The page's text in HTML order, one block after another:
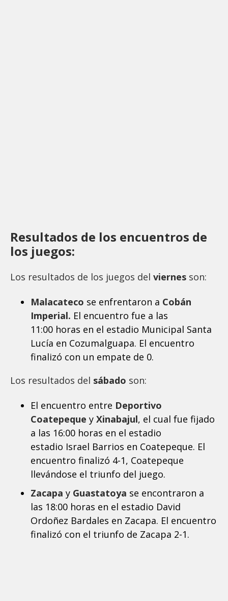
Resultados de los encuentros de
los juegos:
Los resultados de los juegos del viernes son:
Malacateco se enfrentaron a Cobán
Imperial. El encuentro fue a las
11:00 horas en el estadio Municipal Santa
Lucía en Cozumalguapa. El encuentro
finalizó con un empate de 0.
Los resultados del sábado son:
El encuentro entre Deportivo
Coatepeque y Xinabajul, el cual fue fijado
a las 16:00 horas en el estadio
estadio Israel Barrios en Coatepeque. El
encuentro finalizó 4-1, Coatepeque
llevándose el triunfo del juego.
Zacapa y Guastatoya se encontraron a
las 18:00 horas en el estadio David
Ordoñez Bardales en Zacapa. El encuentro
finalizó con el triunfo de Zacapa 2-1.